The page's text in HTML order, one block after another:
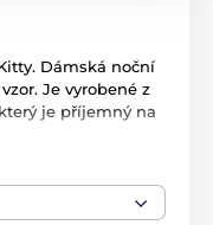
Dámská noční
Je vyrobené z
je příjemný na